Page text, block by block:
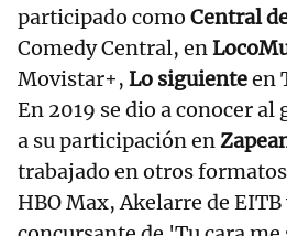
participado como Central
Comedy Central, en
Movistar+, Lo siguienteen
En 2019 se dio a conocer
a su participación en
trabajado en otros
HBO Max, Akelarre de EITB